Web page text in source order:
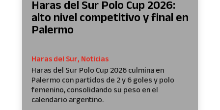
Haras del Sur Polo Cup 2026:
alto nivel competitivo y final en
Palermo
Haras del Sur, Noticias
Haras del Sur Polo Cup 2026 culmina en
Palermo con partidos de 2 y 6 goles y polo
femenino, consolidando su peso en el
calendario argentino.